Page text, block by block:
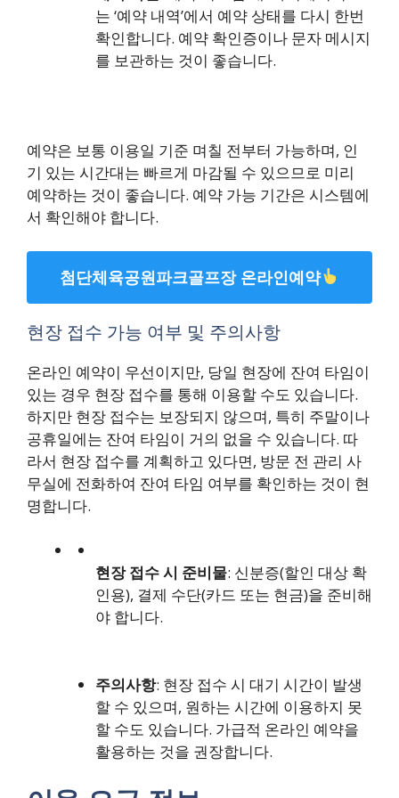
는 ‘예약 내역’에서 예약 상태를 다시 한번
확인합니다. 예약 확인증이나 문자 메시지
를 보관하는 것이 좋습니다.
예약은 보통 이용일 기준 며칠 전부터 가능하며, 인
기 있는 시간대는 빠르게 마감될 수 있으므로 미리
예약하는 것이 좋습니다. 예약 가능 기간은 시스템에
서 확인해야 합니다.
첨단체육공원파크골프장 온라인예약
현장 접수 가능 여부 및 주의사항
온라인 예약이 우선이지만, 당일 현장에 잔여 타임이
있는 경우 현장 접수를 통해 이용할 수도 있습니다.
하지만 현장 접수는 보장되지 않으며, 특히 주말이나
공휴일에는 잔여 타임이 거의 없을 수 있습니다. 따
라서 현장 접수를 계획하고 있다면, 방문 전 관리 사
무실에 전화하여 잔여 타임 여부를 확인하는 것이 현
명합니다.
현장 접수 시 준비물: 신분증(할인 대상 확
인용), 결제 수단(카드 또는 현금)을 준비해
야 합니다.
주의사항: 현장 접수 시 대기 시간이 발생
할 수 있으며, 원하는 시간에 이용하지 못
할 수도 있습니다. 가급적 온라인 예약을
활용하는 것을 권장합니다.